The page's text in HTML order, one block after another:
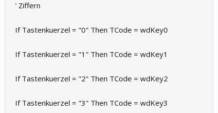
' Ziffern
If Tastenkuerzel = "0" Then TCode = wdKey0
If Tastenkuerzel = "1" Then TCode = wdKey1
If Tastenkuerzel = "2" Then TCode = wdKey2
If Tastenkuerzel = "3" Then TCode = wdKey3